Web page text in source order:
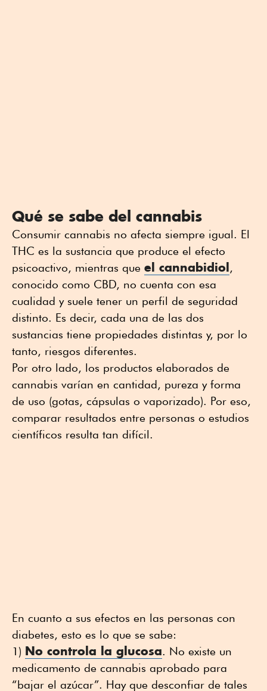
Qué se sabe del cannabis
Consumir cannabis no afecta siempre igual. El
THC es la sustancia que produce el efecto
psicoactivo, mientras que el cannabidiol ,
conocido como CBD, no cuenta con esa
cualidad y suele tener un perfil de seguridad
distinto. Es decir, cada una de las dos
sustancias tiene propiedades distintas y, por lo
tanto, riesgos diferentes.
Por otro lado, los productos elaborados de
cannabis varían en cantidad, pureza y forma
de uso (gotas, cápsulas o vaporizado). Por eso,
comparar resultados entre personas o estudios
científicos resulta tan difícil.
En cuanto a sus efectos en las personas con
diabetes, esto es lo que se sabe:
1) No controla la glucosa. No existe un
medicamento de cannabis aprobado para
“bajar el azúcar”. Hay que desconfiar de tales